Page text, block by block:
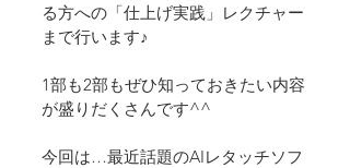
る方への「仕上げ実践」レクチャー
まで行います♪
1部も2部もぜひ知っておきたい内容
が盛りだくさんです^^
今回は…最近話題のAIレタッチソフ